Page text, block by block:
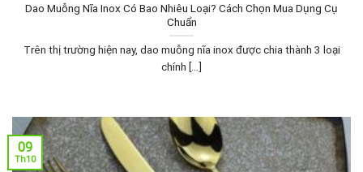
Dao Muỗng Nĩa Inox Có Bao Nhiêu Loại? Cách Chọn Mua Dụng Cụ
Chuẩn
Trên thị trường hiện nay, dao muỗng nĩa inox được chia thành 3 loại
chính [...]
09
Th10